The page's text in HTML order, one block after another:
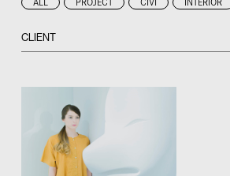
ALL PROJECT CIVI INTERIOR
CLIENT